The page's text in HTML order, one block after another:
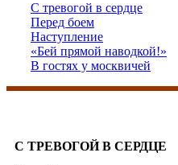
С тревогой в сердце
Перед боем
Наступление
«Бей прямой наводкой!»
В гостях у москвичей
С ТРЕВОГОЙ В СЕРДЦЕ